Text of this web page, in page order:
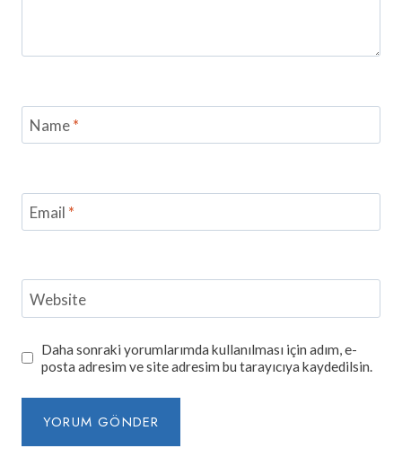
Name*
Email *
Website
Daha sonraki yorumlarımda kullanılması için adım, e-
posta adresim ve site adresim bu tarayıcıya kaydedilsin.